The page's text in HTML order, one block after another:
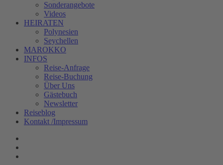
Sonderangebote
Videos
HEIRATEN
Polynesien
Seychellen
MAROKKO
INFOS
Reise-Anfrage
Reise-Buchung
Über Uns
Gästebuch
Newsletter
Reiseblog
Kontakt /Impressum